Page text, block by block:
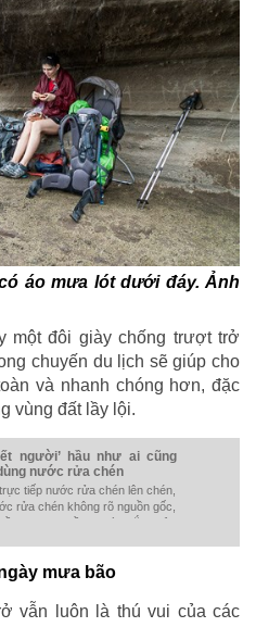
áo mưa lót dưới đáy. Ảnh
một đôi giày chống trượt trở
chuyến du lịch sẽ giúp cho
và nhanh chóng hơn, đặc
vùng đất lầy lội.
người’ hầu như ai cũng
nước rửa chén
tiếp nước rửa chén lên chén,
rửa chén không rõ nguồn gốc,
tai hại nhiều người mắc phải
mưa bão
vẫn luôn là thú vui của các